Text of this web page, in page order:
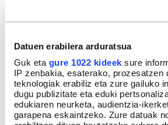
Datuen erabilera arduratsua
Guk eta gure 1022 kideek sure
IP zenbakia, esaterako, prozesatzen
teknologiak erabiliz eta zure gailuko
dugu publizitate eta eduki
edukiaren neurketa, audientzia-
garapena eskaintzeko. Zure datuak